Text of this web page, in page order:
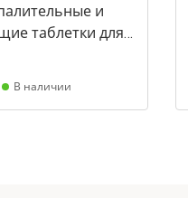
и
таблетки для
В наличии